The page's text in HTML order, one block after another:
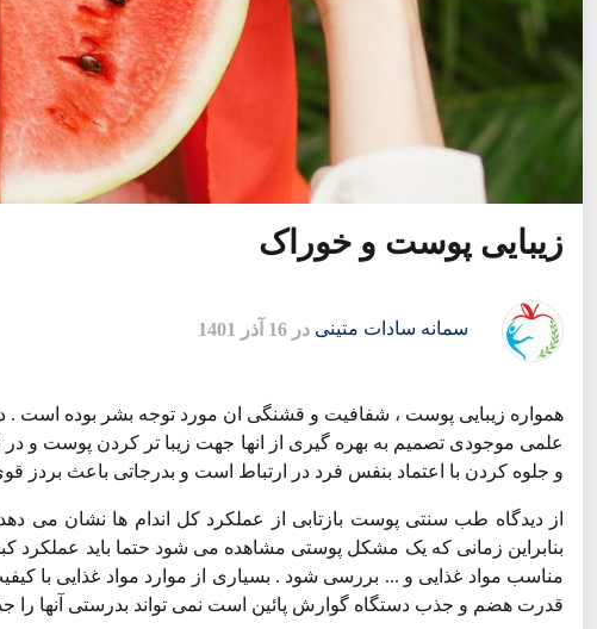
زیبایی پوست و خوراک
سمانه سادات متینی در 16 آذر 1401
همواره زیبایی پوست ، شفافیت و قشنگی ان مورد توجه بشر بوده است .
علمی موجودی تصمیم به بهره گیری از انها جهت زیبا تر کردن پوست و در
و جلوه کردن با اعتماد بنفس فرد در ارتباط است و بدرجاتی باعث بردز
از دیدگاه طب سنتی پوست بازتابی از عملکرد کل اندام ها نشان می
بنابراین زمانی که یک مشکل پوستی مشاهده می شود حتما باید
مناسب مواد غذایی و ... بررسی شود . بسیاری از موارد مواد غذایی با
قدرت هضم و جذب دستگاه گوارش پائین است نمی تواند بدرستی آنها